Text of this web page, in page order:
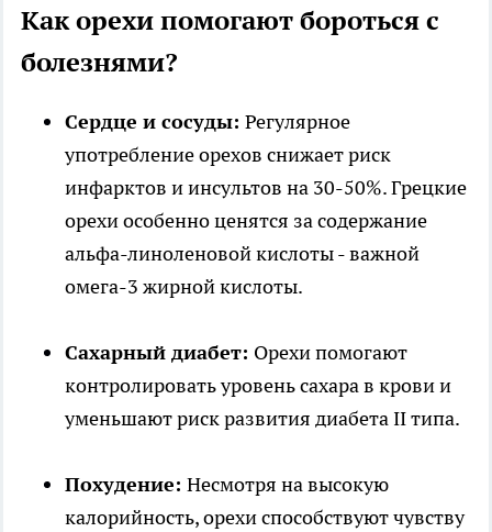
Как орехи помогают бороться с
болезнями?
Сердце и сосуды: Регулярное
употребление орехов снижает риск
инфарктов и инсультов на 30-50%. Грецкие
орехи особенно ценятся за содержание
альфа-линоленовой кислоты - важной
омега-3 жирной кислоты.
Сахарный диабет: Орехи помогают
контролировать уровень сахара в крови и
уменьшают риск развития диабета II типа.
Похудение: Несмотря на высокую
калорийность, орехи способствуют чувству